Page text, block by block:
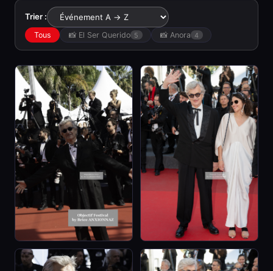
Trier :
Tous 📸 El Ser Querido 5 📸 Anora 4